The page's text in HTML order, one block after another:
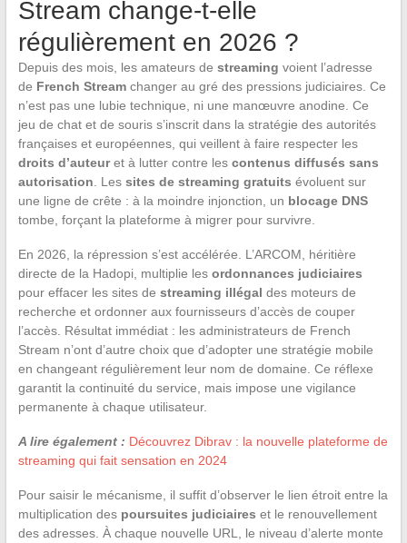
Stream change-t-elle
régulièrement en 2026 ?
Depuis des mois, les amateurs de streaming voient l’adresse
de French Streamchanger au gré des pressions judiciaires. Ce
n’est pas une lubie technique, ni une manœuvre anodine. Ce
jeu de chat et de souris s’inscrit dans la stratégie des autorités
françaises et européennes, qui veillent à faire respecter les
droits d’auteuret à lutter contre les contenus diffusés sans
autorisation . Les sites de streaming gratuits évoluent sur
une ligne de crête : à la moindre injonction, un blocage DNS
tombe, forçant la plateforme à migrer pour survivre.
En 2026, la répression s’est accélérée. L’ARCOM, héritière
directe de la Hadopi, multiplie les ordonnances judiciaires
pour effacer les sites de streaming illégal des moteurs de
recherche et ordonner aux fournisseurs d’accès de couper
l’accès. Résultat immédiat : les administrateurs de French
Stream n’ont d’autre choix que d’adopter une stratégie mobile
en changeant régulièrement leur nom de domaine. Ce réflexe
garantit la continuité du service, mais impose une vigilance
permanente à chaque utilisateur.
A lire également : Découvrez Dibrav : la nouvelle plateforme de
streaming qui fait sensation en 2024
Pour saisir le mécanisme, il suffit d’observer le lien étroit entre la
multiplication des poursuites judiciaires et le renouvellement
des adresses. À chaque nouvelle URL, le niveau d’alerte monte